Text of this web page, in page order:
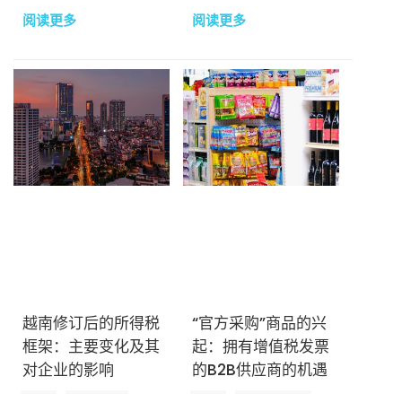
核心子公司的战略方
向。
阅读更多
何通过电信和教育得到
加强。
阅读更多
越南修订后的所得税
框架：主要变化及其
对企业的影响
“官方采购”商品的兴
起：拥有增值税发票
的B2B供应商的机遇